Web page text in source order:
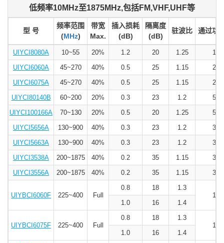
低频率10MHz至1875MHz,包括FM,VHF,UHF等
型 号
频率范围
(MHz)
带宽
Max.
插入损耗
(dB)
隔离度
(dB)
驻波比 通过功
UIYCI8080A 10~55 20% 1.2 20 1.25
100
UIYCI6060A
45~270 40% 0.5 25 1.15
200
UIYCI6075A
45~270 40% 0.5 25 1.15
200
UIYCI80140B
60~200 20% 0.3 23 1.2
500
UIYCI100166A
70~130 20% 0.5 20 1.25
500
UIYCI5656A
130~900 40% 0.3 23 1.2
300
UIYCI5663A
130~900 40% 0.3 23 1.2
300
UIYCI3538A
200~1875 40% 0.2 35 1.15
300
UIYCI3556A
200~1875 40% 0.2 35 1.15 300
UIYBCI6060F 225~400 Full
0.8 18
1.3
160
1.0
16 1.4
UIYBCI6075F 225~400 Full
0.8 18
1.3
160
1.0
16
1.4